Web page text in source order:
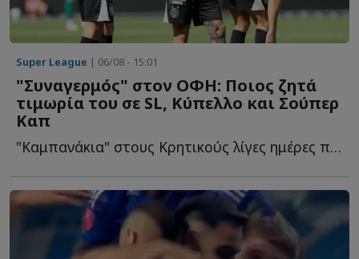
Super League | 06/08 - 15:01
"Συναγερμός" στον ΟΦΗ: Ποιος ζητά
τιμωρία του σε SL, Κύπελλο και Σούπερ
Καπ
"Καμπανάκια" στους Κρητικούς λίγες ημέρες πριν τον τ...